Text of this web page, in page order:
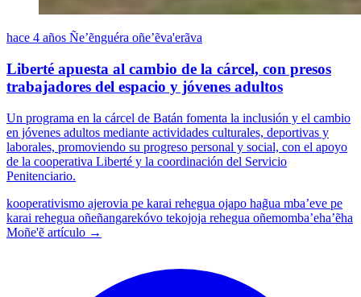
hace 4 años Ñe’ẽnguéra oñe’ẽva'erãva
Liberté apuesta al cambio de la cárcel, con presos
trabajadores del espacio y jóvenes adultos
Un programa en la cárcel de Batán fomenta la inclusión y el cambio
en jóvenes adultos mediante actividades culturales, deportivas y
laborales, promoviendo su progreso personal y social, con el apoyo
de la cooperativa Liberté y la coordinación del Servicio
Penitenciario.
kooperativismo ajerovia pe karai rehegua ojapo hag̃ua mba’eve pe
karai rehegua oñeñangarekóvo tekojoja rehegua oñemomba’eha’ẽha
Moñe'ẽ artículo →